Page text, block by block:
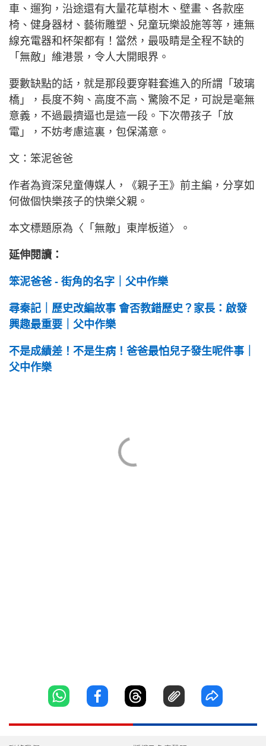
車、遛狗，沿途還有大量花草樹木、壁畫、各款座
椅、健身器材、藝術雕塑、兒童玩樂設施等等，連無
線充電器和杯架都有！當然，最吸睛是全程不缺的
「無敵」維港景，令人大開眼界。
要數缺點的話，就是那段要穿鞋套進入的所謂「玻璃
橋」，長度不夠、高度不高、驚險不足，可說是毫無
意義，不過最擠逼也是這一段。下次帶孩子「放
電」，不妨考慮這裏，包保滿意。
文：笨泥爸爸
作者為資深兒童傳媒人，《親子王》前主編，分享如
何做個快樂孩子的快樂父親。
本文標題原為〈「無敵」東岸板道〉。
延伸閱讀：
笨泥爸爸 - 街角的名字｜父中作樂
尋秦記｜歷史改編故事 會否教錯歷史？家長：啟發
興趣最重要｜父中作樂
不是成績差！不是生病！爸爸最怕兒子發生呢件事｜
父中作樂